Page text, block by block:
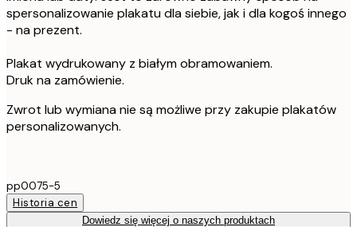
spersonalizowanie plakatu dla siebie, jak i dla kogoś innego
- na prezent.
Plakat wydrukowany z białym obramowaniem.
Druk na zamówienie.
Zwrot lub wymiana nie są możliwe przy zakupie plakatów
personalizowanych.
pp0075-5
Historia cen
Dowiedz się więcej o naszych produktach